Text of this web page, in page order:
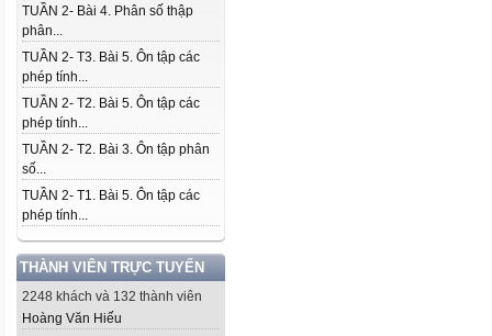
TUẦN 2- Bài 4. Phân số thập
phân...
TUẦN 2- T3. Bài 5. Ôn tập các
phép tính...
TUẦN 2- T2. Bài 5. Ôn tập các
phép tính...
TUẦN 2- T2. Bài 3. Ôn tập phân
số...
TUẦN 2- T1. Bài 5. Ôn tập các
phép tính...
THÀNH VIÊN TRỰC TUYẾN
2248 khách và 132 thành viên
Hoàng Văn Hiếu